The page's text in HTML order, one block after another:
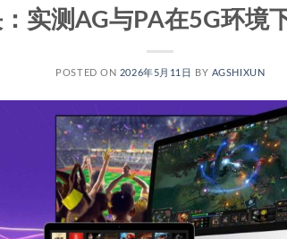
实测AG与PA在5G环境
POSTED ON 2026年5月11日 BY AGSHIXUN